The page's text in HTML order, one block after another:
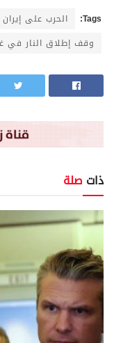
Tags: الحرب على إيران
وقف إطلاق النار في
ذات صلة